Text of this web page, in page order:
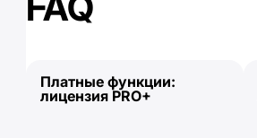
Платные функции:
лицензия PRO+